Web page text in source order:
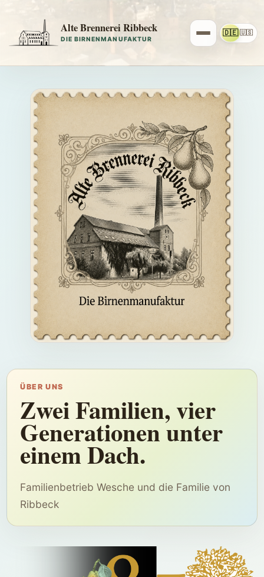
Alte Brennerei Ribbeck
DIE BIRNENMANUFAKTUR
🇩🇪🇺🇸
ÜBER UNS
Zwei Familien, vier
Generationen unter
einem Dach.
Familienbetrieb Wesche und die Familie von
Ribbeck